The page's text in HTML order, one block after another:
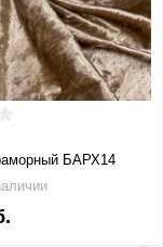
БАРХ14